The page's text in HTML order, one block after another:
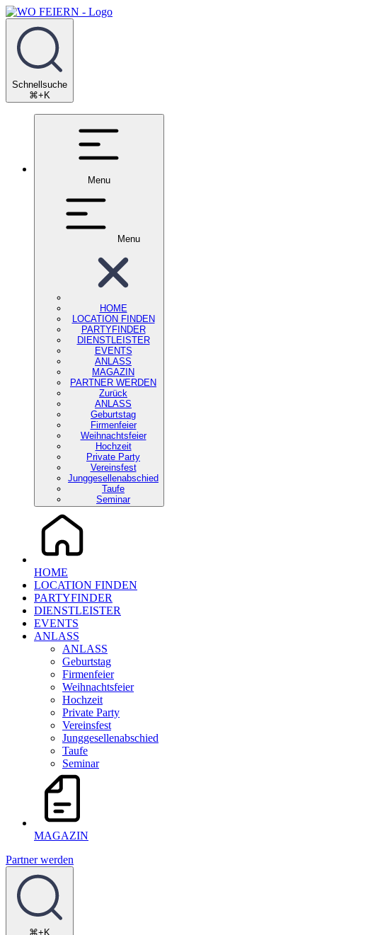
Schnellsuche
⌘+K
Menu
Menu
HOME
LOCATION FINDEN
PARTYFINDER
DIENSTLEISTER
EVENTS
ANLASS
MAGAZIN
PARTNER WERDEN
Zurück
ANLASS
Geburtstag
Firmenfeier
Weihnachtsfeier
Hochzeit
Private Party
Vereinsfest
Junggesellenabschied
Taufe
Seminar
HOME
LOCATION FINDEN
PARTYFINDER
DIENSTLEISTER
EVENTS
ANLASS
ANLASS
Geburtstag
Firmenfeier
Weihnachtsfeier
Hochzeit
Private Party
Vereinsfest
Junggesellenabschied
Taufe
Seminar
MAGAZIN
Partner werden
⌘+K